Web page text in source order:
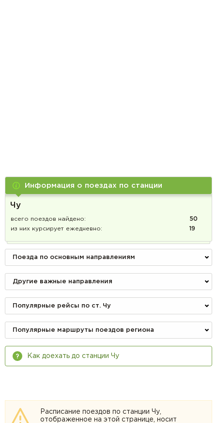
Расписание поездов по станции Чу,
отображенное на этой странице, носит
Информация о поездах по станции
Чу
всего поездов найдено:
50
из них курсирует ежедневно:
19
Поезда по основным направлениям
Другие важные направления
Популярные рейсы по ст. Чу
Популярные маршруты поездов региона
Как доехать до станции Чу